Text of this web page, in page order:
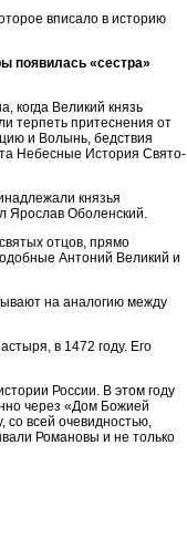
вписало в историю
появилась «сестра»
когда Великий князь
терпеть притеснения от
и Волынь, бедствия
Небесные История Свято-
князья
Ярослав Оболенский.
отцов, прямо
Антоний Великий и
на аналогию между
в 1472 году. Его
России. В этом году
через «Дом Божией
со всей очевидностью,
Романовы и не только